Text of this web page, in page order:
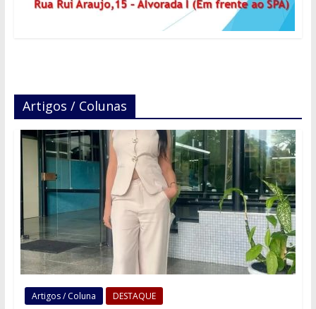
Artigos / Colunas
Artigos / Coluna DESTAQUE